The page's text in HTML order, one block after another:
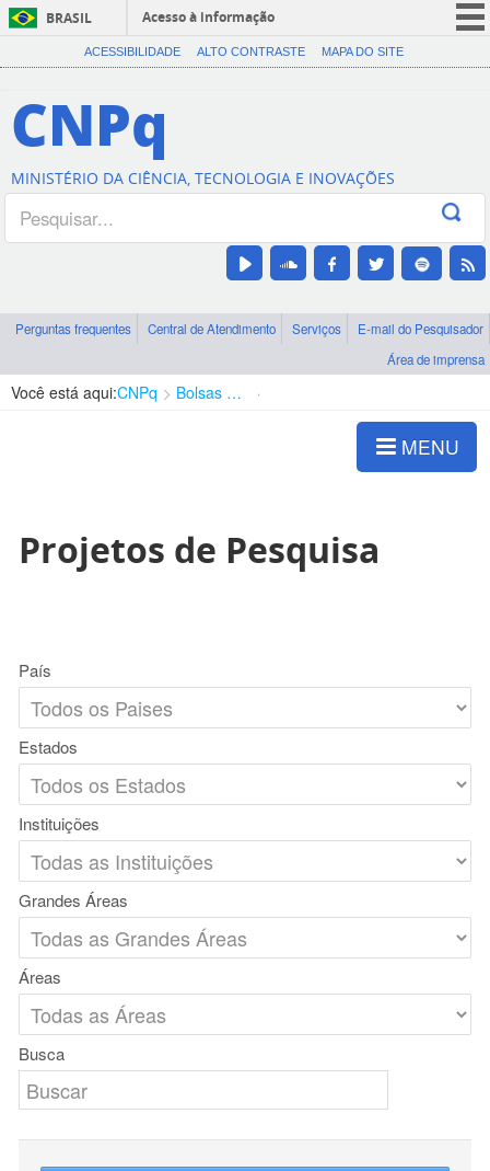
BRASIL
Acesso à informação
CORONAVÍRUS (COVID-19)
Canais
ACESSIBILIDADE ALTO CONTRASTE MAPA DO SITE
CNPq
MINISTÉRIO DA CIÊNCIA, TECNOLOGIA E INOVAÇÕES
Perguntas frequentes Central de Atendimento Serviços
E-mail do Pesquisador
Área de imprensa
Você está aqui:CNPq Bolsas e Auxílios Vigentes
MENU
Projetos de Pesquisa
País
Estados
Instituições
Grandes Áreas
Áreas
Busca